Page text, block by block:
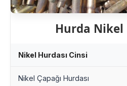
Hurda Nikel
Nikel Hurdası Cinsi
Nikel Çapağı Hurdası